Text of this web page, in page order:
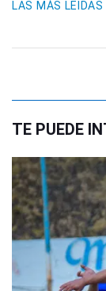
LAS MÁS LEIDAS
TE PUEDE